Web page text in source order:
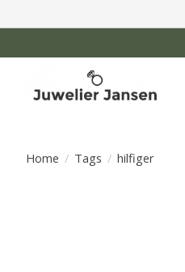
Home / Tags / hilfiger